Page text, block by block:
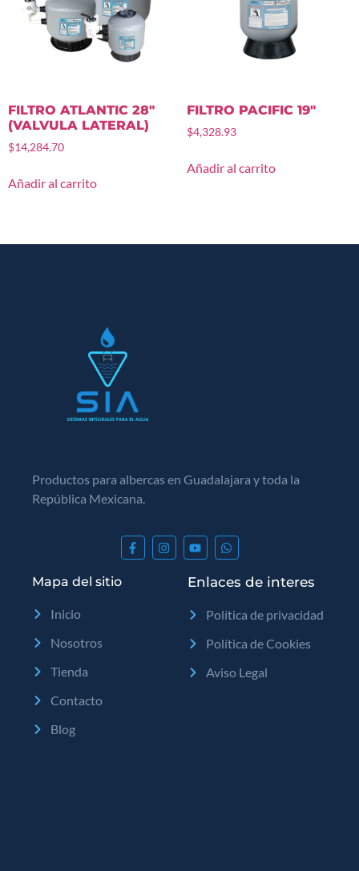
FILTRO ATLANTIC 28″
(VALVULA LATERAL)
$14,284.70
Añadir al carrito
FILTRO PACIFIC 19″
$4,328.93
Añadir al carrito
Productos para albercas en Guadalajara y toda la
República Mexicana.
Mapa del sitio
Inicio
Nosotros
Tienda
Contacto
Blog
Enlaces de interes
Política de privacidad
Política de Cookies
Aviso Legal